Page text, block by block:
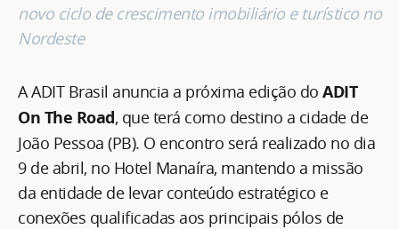
novo ciclo de crescimento imobiliário e turístico no
Nordeste
A ADIT Brasil anuncia a próxima edição do ADIT
On The Road, que terá como destino a cidade de
João Pessoa (PB). O encontro será realizado no dia
9 de abril, no Hotel Manaíra, mantendo a missão
da entidade de levar conteúdo estratégico e
conexões qualificadas aos principais pólos de